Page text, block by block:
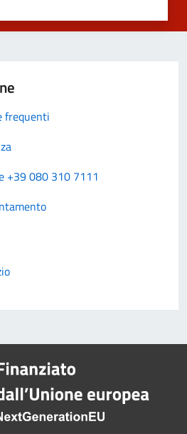
frequenti
+39 080 310 7111